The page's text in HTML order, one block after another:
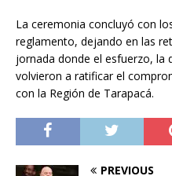
La ceremonia concluyó con
reglamento, dejando en las
jornada donde el esfuerzo, la
volvieron a ratificar el
con la Región de Tarapacá.
PREVIOUS